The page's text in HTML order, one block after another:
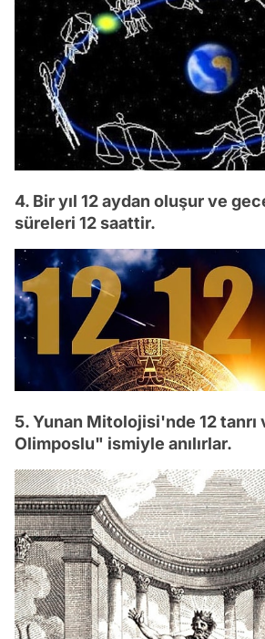
4. Bir yıl 12 aydan oluşur ve
süreleri 12 saattir.
5. Yunan Mitolojisi'nde 12 tanrı
Olimposlu" ismiyle anılırlar.